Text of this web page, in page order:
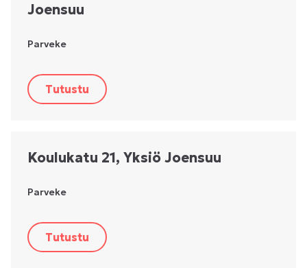
Joensuu
Parveke
Tutustu
Koulukatu 21, Yksiö Joensuu
Parveke
Tutustu